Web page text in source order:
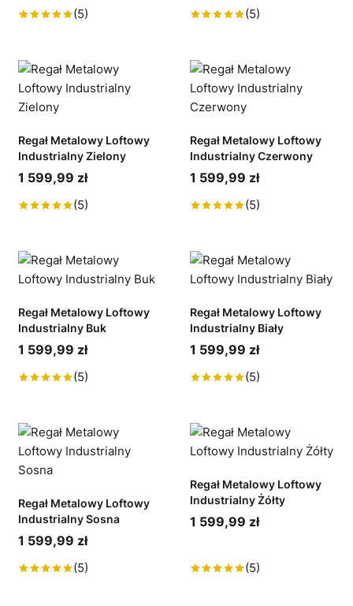
(5) (5)
Regał Metalowy Loftowy
Industrialny Zielony
1 599,99 zł
(5)
Regał Metalowy Loftowy
Industrialny Czerwony
1 599,99 zł
(5)
Regał Metalowy Loftowy
Industrialny Buk
1 599,99 zł
(5)
Regał Metalowy Loftowy
Industrialny Biały
1 599,99 zł
(5)
Regał Metalowy Loftowy
Industrialny Sosna
1 599,99 zł
(5)
Regał Metalowy Loftowy
Industrialny Żółty
1 599,99 zł
(5)